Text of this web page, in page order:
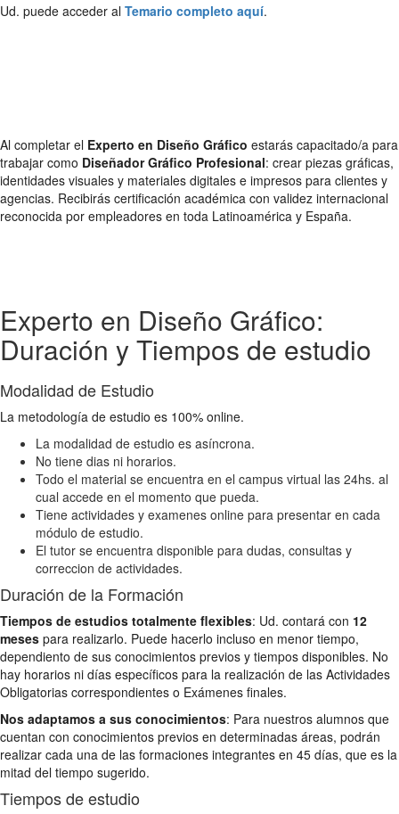
Ud. puede acceder al Temario completo aquí.
Al completar el Experto en Diseño Gráfico estarás capacitado/a para
trabajar como Diseñador Gráfico Profesional: crear piezas gráficas,
identidades visuales y materiales digitales e impresos para clientes y
agencias. Recibirás certificación académica con validez internacional
reconocida por empleadores en toda Latinoamérica y España.
Experto en Diseño Gráfico:
Duración y Tiempos de estudio
Modalidad de Estudio
La metodología de estudio es 100% online.
La modalidad de estudio es asíncrona.
No tiene dias ni horarios.
Todo el material se encuentra en el campus virtual las 24hs. al
cual accede en el momento que pueda.
Tiene actividades y examenes online para presentar en cada
módulo de estudio.
El tutor se encuentra disponible para dudas, consultas y
correccion de actividades.
Duración de la Formación
Tiempos de estudios totalmente flexibles: Ud. contará con 12
meses para realizarlo. Puede hacerlo incluso en menor tiempo,
dependiento de sus conocimientos previos y tiempos disponibles. No
hay horarios ni días específicos para la realización de las Actividades
Obligatorias correspondientes o Exámenes finales.
Nos adaptamos a sus conocimientos: Para nuestros alumnos que
cuentan con conocimientos previos en determinadas áreas, podrán
realizar cada una de las formaciones integrantes en 45 días, que es la
mitad del tiempo sugerido.
Tiempos de estudio